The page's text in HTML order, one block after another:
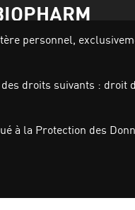
Activités
Investisseurs
Carrières
caractère personnel
personnel,
droits suivants : droit
la Protection des